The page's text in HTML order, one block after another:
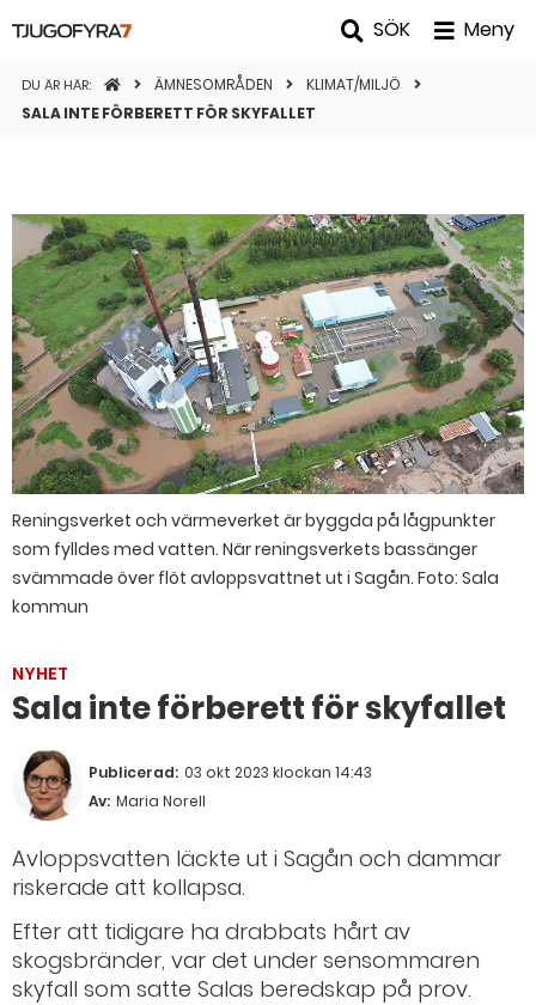
SÖK Meny
DU ÄR HÄR: STARTSIDANÄMNESOMRÅDEN
KLIMAT/MILJÖ
SALA INTE FÖRBERETT FÖR SKYFALLET
Reningsverket och värmeverket är byggda på lågpunkter
som fylldes med vatten. När reningsverkets bassänger
svämmade över flöt avloppsvattnet ut i Sagån. Foto: Sala
kommun
NYHET
Sala inte förberett för skyfallet
Publicerad: 03 okt 2023 klockan 14:43
Av: Maria Norell
Avloppsvatten läckte ut i Sagån och dammar
riskerade att kollapsa.
Efter att tidigare ha drabbats hårt av
skogsbränder, var det under sensommaren
skyfall som satte Salas beredskap på prov.